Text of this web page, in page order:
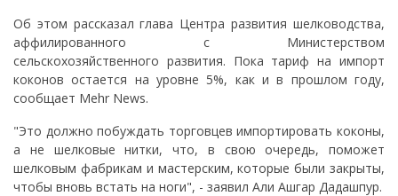
Об этом рассказал глава Центра развития шелководства,
аффилированного с Министерством
сельскохозяйственного развития. Пока тариф на импорт
коконов остается на уровне 5%, как и в прошлом году,
сообщает Mehr News.
"Это должно побуждать торговцев импортировать коконы,
а не шелковые нитки, что, в свою очередь, поможет
шелковым фабрикам и мастерским, которые были закрыты,
чтобы вновь встать на ноги", - заявил Али Ашгар Дадашпур.